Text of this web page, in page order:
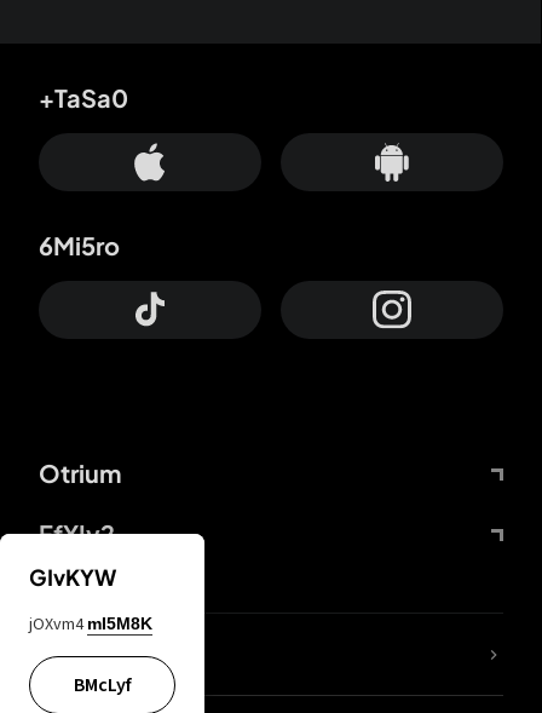
Otrium
FfYIy2
+TaSa0
6Mi5ro
ZbBJcb
GIvKYW
jOXvm4 mI5M8K
BMcLyf